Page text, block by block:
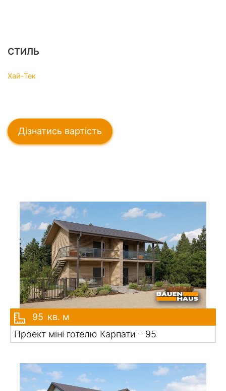
СТИЛЬ
Хай-Тек
Дізнатись вартість
95 кв. м
Проект міні готелю Карпати – 95